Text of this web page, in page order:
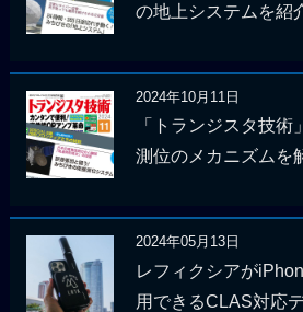
の地上システムを紹
2024年10月11日
「トランジスタ技術
測位のメカニズムを
2024年05月13日
レフィクシアが
用できるCLAS対応